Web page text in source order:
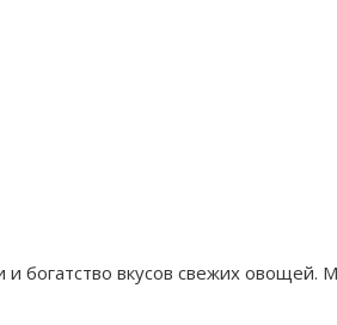
вкусов свежих овощей.